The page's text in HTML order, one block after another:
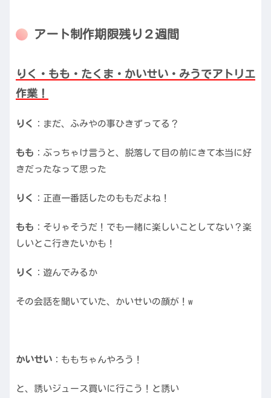
アート制作期限残り２週間
りく・もも・たくま・かいせい・みうでアトリエ
作業！
りく ：まだ、ふみやの事ひきずってる？
もも ：ぶっちゃけ言うと、脱落して目の前にきて本当に好
きだったなって思った
りく ：正直一番話したのももだよね！
もも ：そりゃそうだ！でも一緒に楽しいことしてない？楽
しいとこ行きたいかも！
りく ：遊んでみるか
その会話を聞いていた、かいせいの顔が！w
かいせい ：ももちゃんやろう！
と、誘いジュース買いに行こう！と誘い